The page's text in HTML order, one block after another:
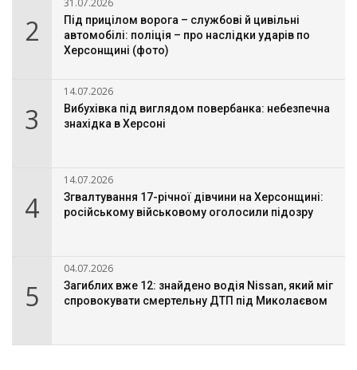
2
31.07.2026
Під прицілом ворога – службові й цивільні
автомобілі: поліція – про наслідки ударів по
Херсонщині (фото)
3
14.07.2026
Вибухівка під виглядом повербанка: небезпечна
знахідка в Херсоні
4
14.07.2026
Згвалтування 17-річної дівчини на Херсонщині:
російському військовому оголосили підозру
5
04.07.2026
Загиблих вже 12: знайдено водія Nissan, який міг
спровокувати смертельну ДТП під Миколаєвом